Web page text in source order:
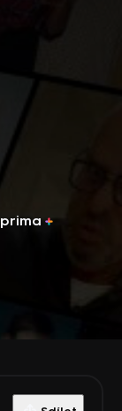
prima